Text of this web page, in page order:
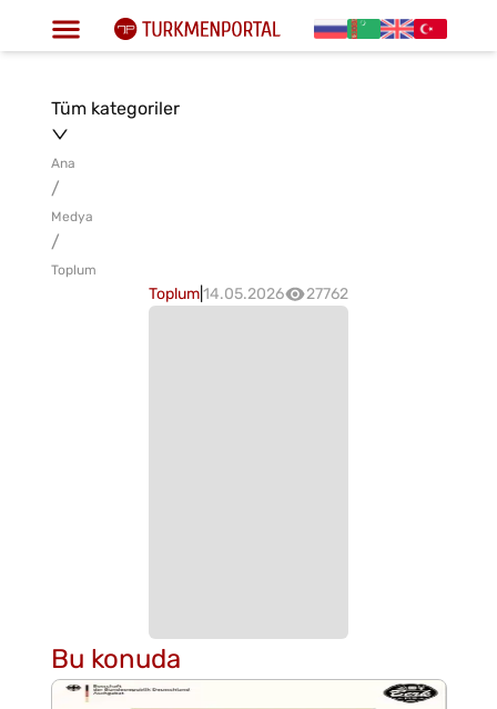
Tüm kategoriler
Ana
/
Medya
/
Toplum
Toplum14.05.2026 27762
Bu konuda